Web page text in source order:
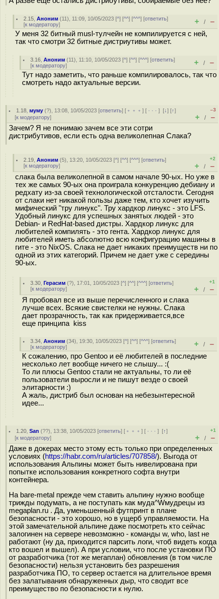
2.15 ,Аноним (11), 11:09, 10/05/2023 [^] [^^] [^^^] [ответить]
[к модератору] + / –
У меня 32 битный musl-тулчейн не компилируется с ней,
так что смотри 32 битные дистриутивы может.
3.16 ,Аноним (11), 11:10, 10/05/2023 [^] [^^] [^^^] [ответить]
[к модератору] + / –
Тут надо заметить, что раньше компилировалось, так что
смотреть надо актуальные версии.
1.18 ,муму (?), 13:08, 10/05/2023 [ответить] [ ﹢﹢﹢] [ · · ·][↓] [↑]
[к модератору]
–3
+ / –
Зачем? Я не понимаю зачем все эти сотри
дистрибутивов, если есть одна великолепная Слака?
2.19 ,Аноним (5), 13:20, 10/05/2023 [^] [^^] [^^^] [ответить]
[к модератору]
+2
+ / –
слака была великолепной в самом начале 90-ых. Но уже в
тех же самых 90-ых она проиграла конкуренцию дебиану и
редхату из-за своей технологической отсталости. Сегодня
от слаки нет никакой пользы даже тем, кто хочет изучить
мифический "тру линукс". Тру хардкор линукс - это LFS.
Удобный линукс для успешных занятых людей - это
Debian- и RedHat-based дистры. Хардкор линукс для
любителей компилять - это гента. Хардкор линукс для
любителей иметь абсолютно всю конфигурацию машины в
гите - это NixOS. Слака не дает никаких преимуществ ни по
одной из этих категорий. Причем не дает уже с середины
90-ых.
3.30 ,Герасим (?), 17:01, 10/05/2023 [^] [^^] [^^^] [ответить]
[к модератору]
+1
+ / –
Я пробовал все из выше перечисленного и слака
лучше всех. Всякие свистелки не нужны. Слака
дает прозрачность, так как придерживается,все
еще принципа kiss
3.34 ,Аноним (34), 19:30, 10/05/2023 [^] [^^] [^^^] [ответить]
[к модератору] + / –
К сожалению, про Gentoo и её любителей в последние
несколько лет вообще ничего не слышу... :(
То ли плюсы Gentoo стали не актуальны, то ли её
пользователи выросли и не пишут везде о своей
элитарности :)
А жаль, дистриб был основан на небезынтересной
идее...
1.20 ,San (??), 13:38, 10/05/2023 [ответить] [ ﹢﹢﹢] [ · · ·][↑]
[к модератору]
+1
+ / –
Даже в докерах место этому есть только при определенных
условиях (https://habr.com/ru/articles/707858/). Выгода от
использования Альпины может быть нивелирована при
попытке использования конкретного софта внутри
контейнера.
На bare-metal прежде чем ставить альпину нужно вообще
трижды подумать, а не поступать как муда^Wмудрецы из
megaplan.ru . Да, уменьшенный футпринт в плане
безопасности - это хорошо, но в ущерб управляемости. На
этой замечательной альпине даже посмотреть кто сейчас
залогинен на сервере невозможно - команды w, who, last не
работают (ну да, приходится парсить логи, чтоб видеть когда
кто вошел и вышел). А при условии, что после установки ПО
от разработчика (тот же мегаплан) обновления (в том числе
безопасности) нельзя установить без разрешения
разработчика ПО, то сервер остается на длительное время
без залатывания обнаруженных дыр, что сводит все
преимущество по безопасности к нулю.